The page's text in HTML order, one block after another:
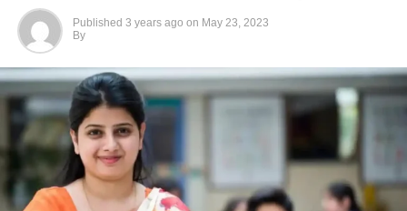
Published 3 years ago on May 23, 2023
By